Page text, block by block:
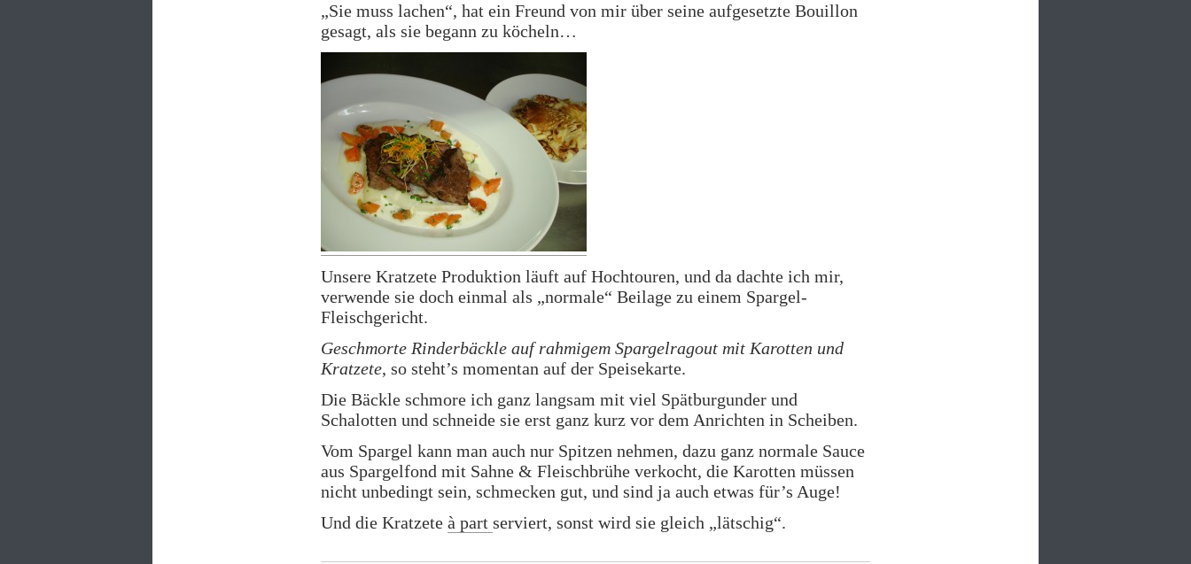
„Sie muss lachen“, hat ein Freund von mir über seine aufgesetzte Bouillon
gesagt, als sie begann zu köcheln…
Unsere Kratzete Produktion läuft auf Hochtouren, und da dachte ich mir,
verwende sie doch einmal als „normale“ Beilage zu einem Spargel-
Fleischgericht.
Geschmorte Rinderbäckle auf rahmigem Spargelragout mit Karotten und
Kratzete, so steht’s momentan auf der Speisekarte.
Die Bäckle schmore ich ganz langsam mit viel Spätburgunder und
Schalotten und schneide sie erst ganz kurz vor dem Anrichten in Scheiben.
Vom Spargel kann man auch nur Spitzen nehmen, dazu ganz normale Sauce
aus Spargelfond mit Sahne & Fleischbrühe verkocht, die Karotten müssen
nicht unbedingt sein, schmecken gut, und sind ja auch etwas für’s Auge!
Und die Kratzete à part serviert, sonst wird sie gleich „lätschig“.